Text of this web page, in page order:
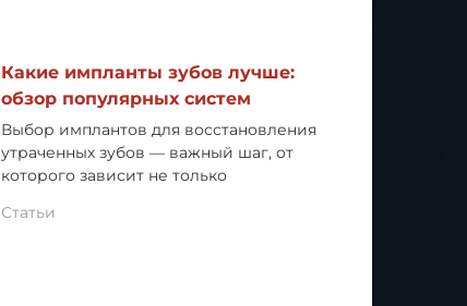
Какие импланты зубов лучше:
обзор популярных систем
Выбор имплантов для восстановления
утраченных зубов — важный шаг, от
которого зависит не только
Статьи